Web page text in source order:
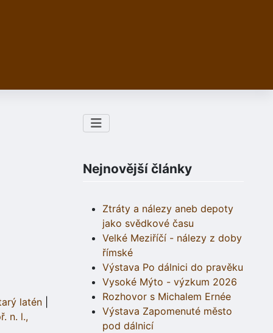
latén
n. l.,
Nejnovější články
Ztráty a nálezy aneb depoty
jako svědkové času
Velké Meziříčí - nálezy z doby
římské
Výstava Po dálnici do pravěku
Vysoké Mýto - výzkum 2026
Rozhovor s Michalem Ernée
Výstava Zapomenuté město
pod dálnicí